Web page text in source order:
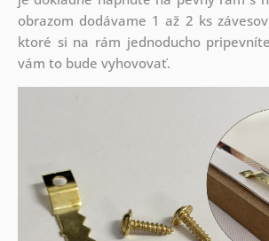
obrazom dodávame 1 až 2 ks
ktoré si na rám jednoducho
vám to bude vyhovovať.